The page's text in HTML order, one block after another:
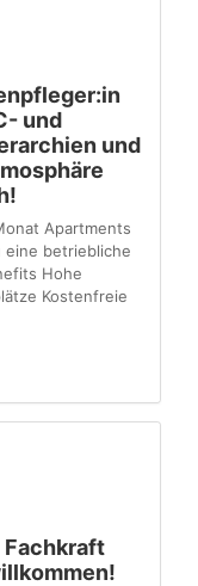
und
und
Apartments
eine betriebliche
Hohe
Kostenfreie